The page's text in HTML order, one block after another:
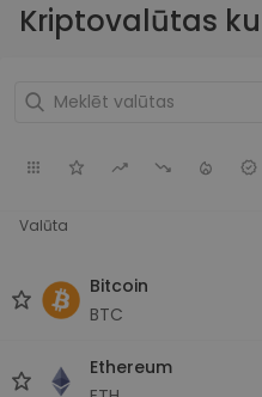
Kriptovalūtas
Valūta
Bitcoin
BTC
Ethereum